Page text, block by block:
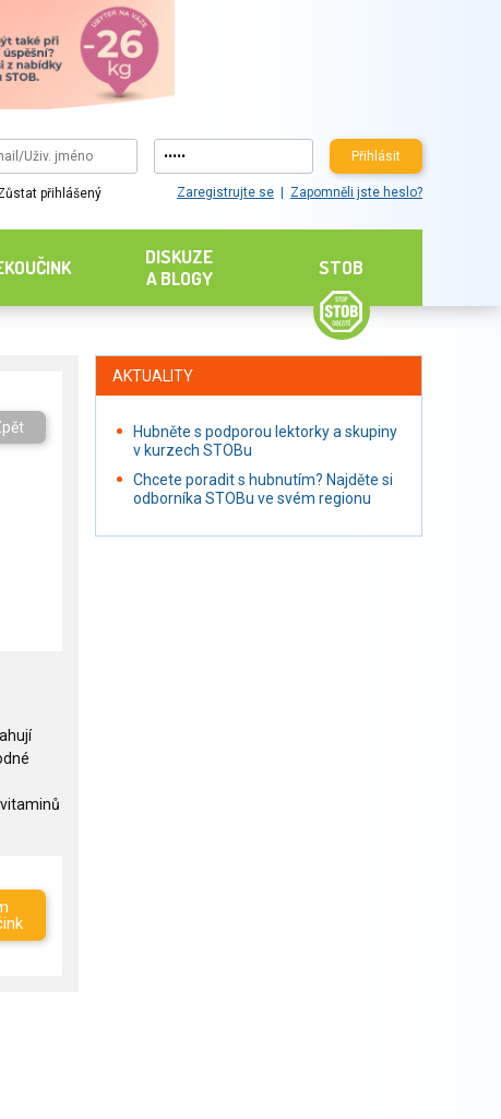
Přihlásit
přihlášený Zaregistrujte se Zapomněli jste heslo?
DISKUZE
A BLOGY
STOB
AKTUALITY
Hubněte s podporou lektorky a skupiny
v kurzech STOBu
Chcete poradit s hubnutím? Najděte si
odborníka STOBu ve svém regionu